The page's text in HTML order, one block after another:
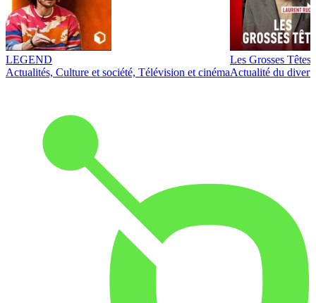
LEGEND
Actualités, Culture et société, Télévision et cinéma
Les Grosses Têtes
Actualité du